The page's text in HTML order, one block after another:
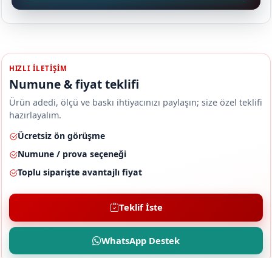
HIZLI ILETIŞIM
Numune & fiyat teklifi
Ürün adedi, ölçü ve baskı ihtiyacınızı paylaşın; size özel teklifi
hazırlayalım.
Ücretsiz ön görüşme
Numune / prova seçeneği
Toplu siparişte avantajlı fiyat
Teklif İste
WhatsApp Destek